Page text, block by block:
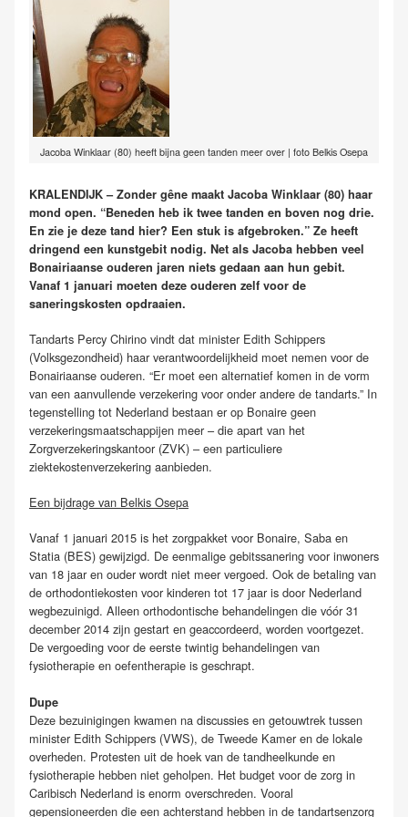
Jacoba Winklaar (80) heeft bijna geen tanden meer over | foto Belkis Osepa
KRALENDIJK – Zonder gêne maakt Jacoba Winklaar (80) haar
mond open. “Beneden heb ik twee tanden en boven nog drie.
En zie je deze tand hier? Een stuk is afgebroken.” Ze heeft
dringend een kunstgebit nodig. Net als Jacoba hebben veel
Bonairiaanse ouderen jaren niets gedaan aan hun gebit.
Vanaf 1 januari moeten deze ouderen zelf voor de
saneringskosten opdraaien.
Tandarts Percy Chirino vindt dat minister Edith Schippers
(Volksgezondheid) haar verantwoordelijkheid moet nemen voor de
Bonairiaanse ouderen. “Er moet een alternatief komen in de vorm
van een aanvullende verzekering voor onder andere de tandarts.” In
tegenstelling tot Nederland bestaan er op Bonaire geen
verzekeringsmaatschappijen meer – die apart van het
Zorgverzekeringskantoor (ZVK) – een particuliere
ziektekostenverzekering aanbieden.
Een bijdrage van Belkis Osepa
Vanaf 1 januari 2015 is het zorgpakket voor Bonaire, Saba en
Statia (BES) gewijzigd. De eenmalige gebitssanering voor inwoners
van 18 jaar en ouder wordt niet meer vergoed. Ook de betaling van
de orthodontiekosten voor kinderen tot 17 jaar is door Nederland
wegbezuinigd. Alleen orthodontische behandelingen die vóór 31
december 2014 zijn gestart en geaccordeerd, worden voortgezet.
De vergoeding voor de eerste twintig behandelingen van
fysiotherapie en oefentherapie is geschrapt.
Dupe
Deze bezuinigingen kwamen na discussies en getouwtrek tussen
minister Edith Schippers (VWS), de Tweede Kamer en de lokale
overheden. Protesten uit de hoek van de tandheelkunde en
fysiotherapie hebben niet geholpen. Het budget voor de zorg in
Caribisch Nederland is enorm overschreden. Vooral
gepensioneerden die een achterstand hebben in de tandartsenzorg